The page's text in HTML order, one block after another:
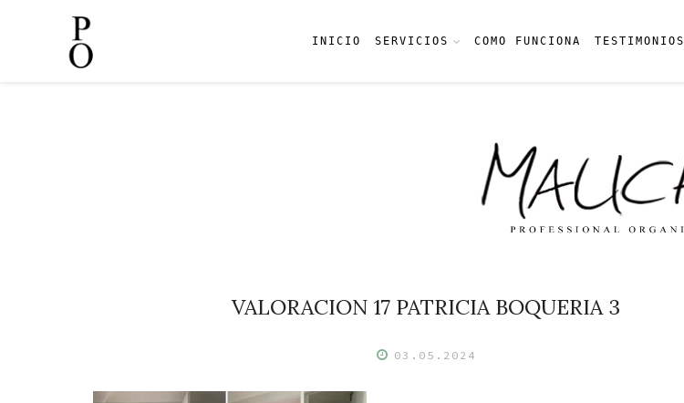
INICIO SERVICIOS COMO FUNCIONA TESTIMONIOS
VALORACION 17 PATRICIA BOQUERIA 3
03.05.2024